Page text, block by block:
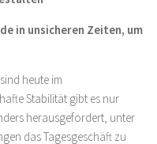
in unsicheren Zeiten, um
heute im
Stabilität gibt es nur
herausgefordert, unter
das Tagesgeschäft zu